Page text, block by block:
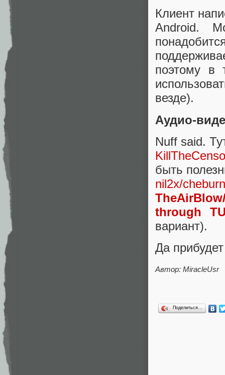
Клиент
Android.
поэтому в
везде).
Аудио-
Nuff said.
быть
nil2x/
through
вариант).
Да
Автор: MiracleUsr
Поделиться…